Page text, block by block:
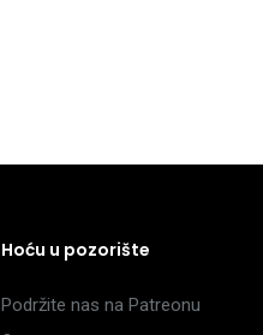
Hoću u pozorište
Podržite nas na Patreonu